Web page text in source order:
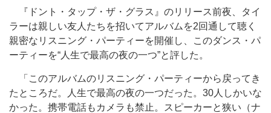
『ドント・タップ・ザ・グラス』のリリース前夜、タイ
ラーは親しい友人たちを招いてアルバムを2回通して聴く
親密なリスニング・パーティーを開催し、このダンス・パ
ーティーを“人生で最高の夜の一つ”と評した。
「このアルバムのリスニング・パーティーから戻ってき
たところだ。人生で最高の夜の一つだった。30人しかいな
かった。携帯電話もカメラも禁止。スピーカーと狭い（ナ